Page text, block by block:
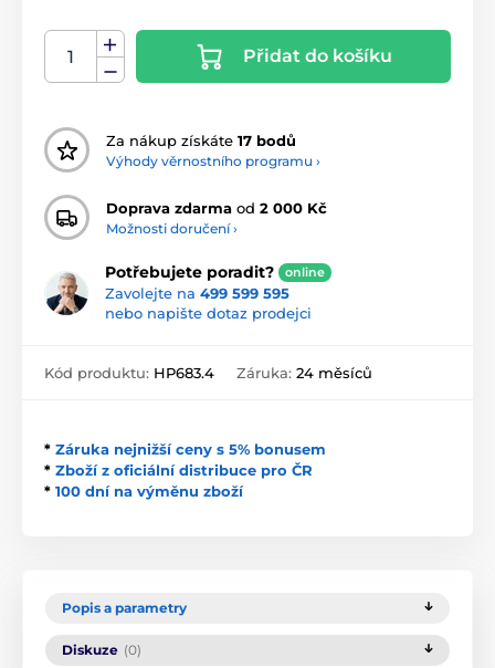
Přidat do košíku
Za nákup získáte 17 bodů
Výhody věrnostního programu ›
Doprava zdarma od 2 000 Kč
Možnosti doručení ›
Potřebujete poradit? online
Zavolejte na 499 599 595
nebo napište dotaz prodejci
Kód produktu: HP683.4 Záruka: 24 měsíců
* Záruka nejnižší ceny s 5% bonusem
* Zboží z oficiální distribuce pro ČR
* 100 dní na výměnu zboží
Popis a parametry
Diskuze (0)